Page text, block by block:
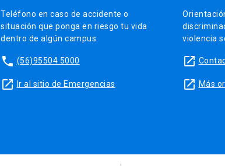
Teléfono en caso de accidente o
situación que ponga en riesgo tu vida
dentro de algún campus.
phone (56)95504 5000
launch Ir al sitio de Emergencias
violencia
launch
launch Más